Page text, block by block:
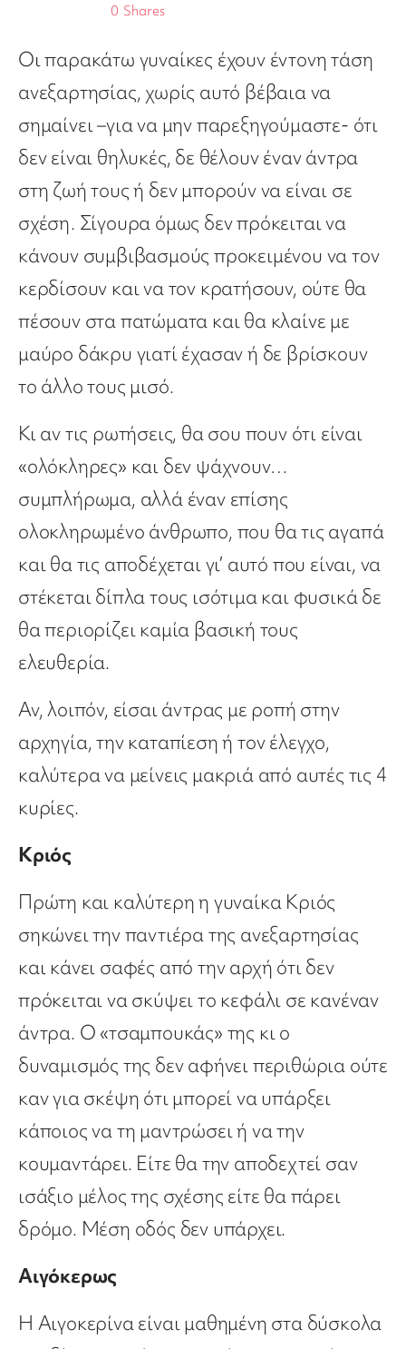
Shares
0
Οι παρακάτω γυναίκες έχουν έντονη τάση
ανεξαρτησίας, χωρίς αυτό βέβαια να
σημαίνει –για να μην παρεξηγούμαστε- ότι
δεν είναι θηλυκές, δε θέλουν έναν άντρα
στη ζωή τους ή δεν μπορούν να είναι σε
σχέση. Σίγουρα όμως δεν πρόκειται να
κάνουν συμβιβασμούς προκειμένου να τον
κερδίσουν και να τον κρατήσουν, ούτε θα
πέσουν στα πατώματα και θα κλαίνε με
μαύρο δάκρυ γιατί έχασαν ή δε βρίσκουν
το άλλο τους μισό.
Κι αν τις ρωτήσεις, θα σου πουν ότι είναι
«ολόκληρες» και δεν ψάχνουν…
συμπλήρωμα, αλλά έναν επίσης
ολοκληρωμένο άνθρωπο, που θα τις αγαπά
και θα τις αποδέχεται γι’ αυτό που είναι, να
στέκεται δίπλα τους ισότιμα και φυσικά δε
θα περιορίζει καμία βασική τους
ελευθερία.
Αν, λοιπόν, είσαι άντρας με ροπή στην
αρχηγία, την καταπίεση ή τον έλεγχο,
καλύτερα να μείνεις μακριά από αυτές τις 4
κυρίες.
Κριός
Πρώτη και καλύτερη η γυναίκα Κριός
σηκώνει την παντιέρα της ανεξαρτησίας
και κάνει σαφές από την αρχή ότι δεν
πρόκειται να σκύψει το κεφάλι σε κανέναν
άντρα. Ο «τσαμπουκάς» της κι ο
δυναμισμός της δεν αφήνει περιθώρια ούτε
καν για σκέψη ότι μπορεί να υπάρξει
κάποιος να τη μαντρώσει ή να την
κουμαντάρει. Είτε θα την αποδεχτεί σαν
ισάξιο μέλος της σχέσης είτε θα πάρει
δρόμο. Μέση οδός δεν υπάρχει.
Αιγόκερως
Η Αιγοκερίνα είναι μαθημένη στα δύσκολα